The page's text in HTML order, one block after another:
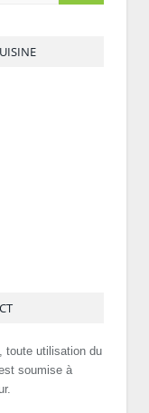
toute utilisation du
soumise à